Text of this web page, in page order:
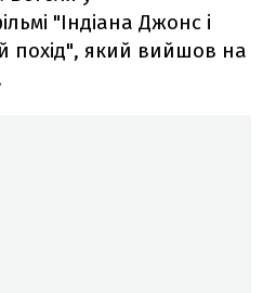
"Індіана Джонс і
похід", який вийшов на